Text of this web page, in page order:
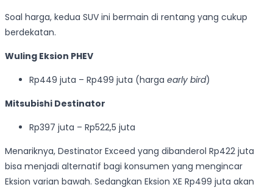
Soal harga, kedua SUV ini bermain di rentang yang cukup
berdekatan.
Wuling Eksion PHEV
Rp449 juta – Rp499 juta (harga early bird)
Mitsubishi Destinator
Rp397 juta – Rp522,5 juta
Menariknya, Destinator Exceed yang dibanderol Rp422 juta
bisa menjadi alternatif bagi konsumen yang mengincar
Eksion varian bawah. Sedangkan Eksion XE Rp499 juta akan